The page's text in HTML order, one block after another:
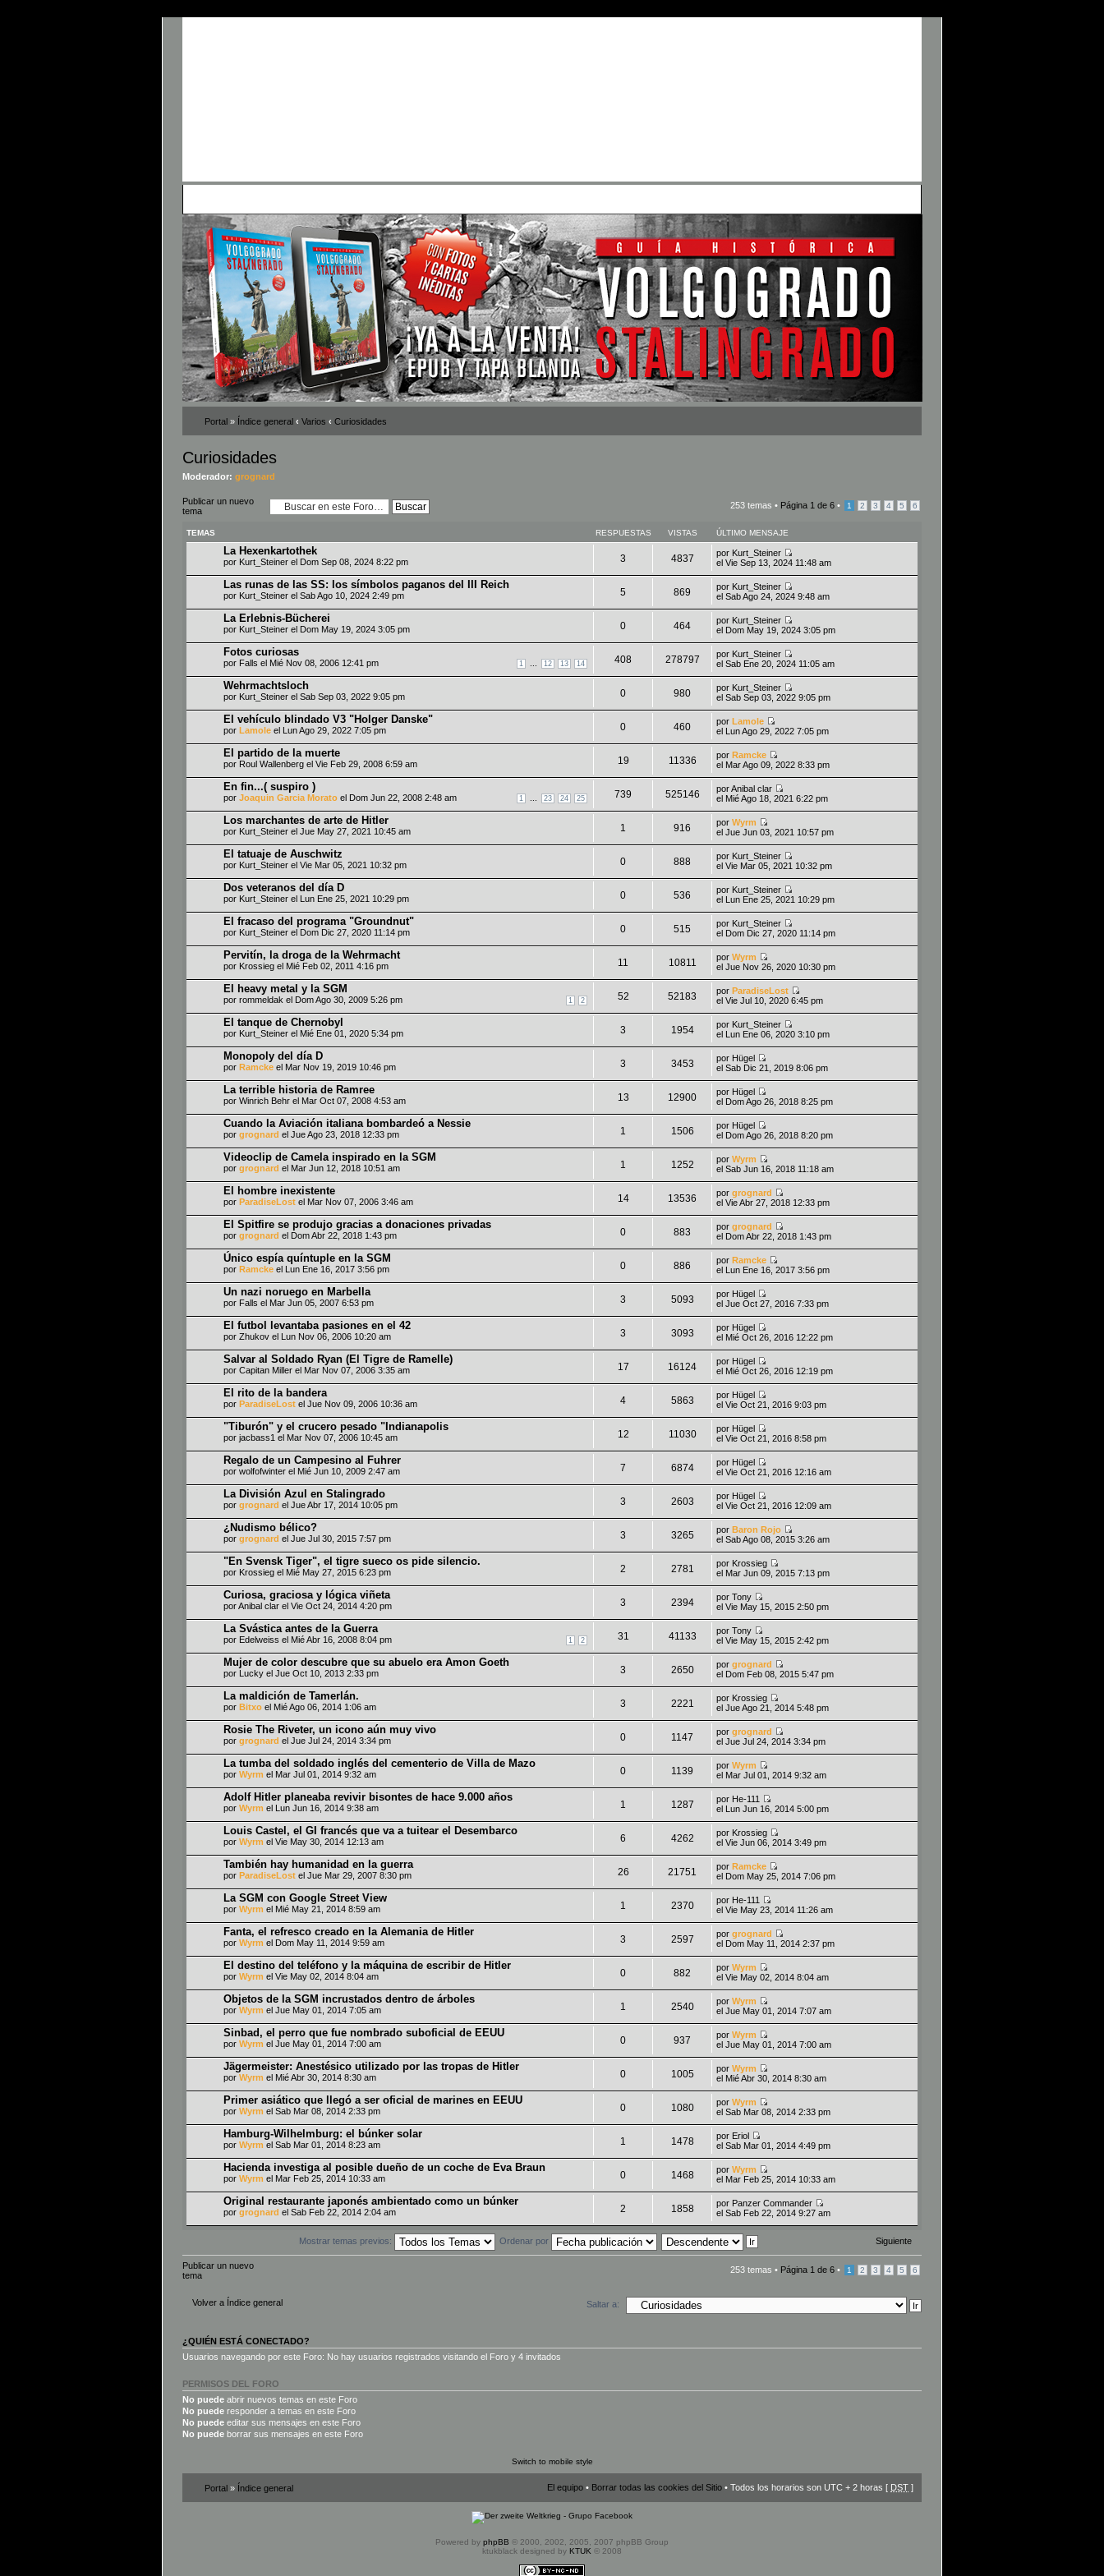
Portal » Índice general ‹ Varios ‹ Curiosidades
Curiosidades
Moderador: grognard
Publicar un nuevo
tema
253 temas • Página 1 de 6 • 1 2 3 4 5 6
TEMAS RESPUESTAS VISTAS ÚLTIMO MENSAJE
La Hexenkartothek
por Kurt_Steiner el Dom Sep 08, 2024 8:22 pm 3 4837 por Kurt_Steiner
el Vie Sep 13, 2024 11:48 am
Las runas de las SS: los símbolos paganos del III Reich
por Kurt_Steiner el Sab Ago 10, 2024 2:49 pm 5 869 por Kurt_Steiner
el Sab Ago 24, 2024 9:48 am
La Erlebnis-Bücherei
por Kurt_Steiner el Dom May 19, 2024 3:05 pm 0 464 por Kurt_Steiner
el Dom May 19, 2024 3:05 pm
Fotos curiosas
1 12 13 14
por Falls el Mié Nov 08, 2006 12:41 pm 408 278797 por Kurt_Steiner
el Sab Ene 20, 2024 11:05 am
Wehrmachtsloch
por Kurt_Steiner el Sab Sep 03, 2022 9:05 pm 0 980 por Kurt_Steiner
el Sab Sep 03, 2022 9:05 pm
El vehículo blindado V3 "Holger Danske"
por Lamole el Lun Ago 29, 2022 7:05 pm 0 460 porLamole
el Lun Ago 29, 2022 7:05 pm
El partido de la muerte
por Roul Wallenberg el Vie Feb 29, 2008 6:59 am 19 11336 porRamcke
el Mar Ago 09, 2022 8:33 pm
En fin...( suspiro )
1 23 24 25
por Joaquin Garcia Morato el Dom Jun 22, 2008 2:48 am 739 525146 porAnibal clar
el Mié Ago 18, 2021 6:22 pm
Los marchantes de arte de Hitler
por Kurt_Steiner el Jue May 27, 2021 10:45 am 1 916 porWyrm
el Jue Jun 03, 2021 10:57 pm
El tatuaje de Auschwitz
por Kurt_Steiner el Vie Mar 05, 2021 10:32 pm 0 888 por Kurt_Steiner
el Vie Mar 05, 2021 10:32 pm
Dos veteranos del día D
por Kurt_Steiner el Lun Ene 25, 2021 10:29 pm 0 536 por Kurt_Steiner
el Lun Ene 25, 2021 10:29 pm
El fracaso del programa "Groundnut"
por Kurt_Steiner el Dom Dic 27, 2020 11:14 pm 0 515 por Kurt_Steiner
el Dom Dic 27, 2020 11:14 pm
Pervitín, la droga de la Wehrmacht
por Krossieg el Mié Feb 02, 2011 4:16 pm 11 10811 porWyrm
el Jue Nov 26, 2020 10:30 pm
El heavy metal y la SGM
1 2
por rommeldak el Dom Ago 30, 2009 5:26 pm 52 52183 porParadiseLost
el Vie Jul 10, 2020 6:45 pm
El tanque de Chernobyl
por Kurt_Steiner el Mié Ene 01, 2020 5:34 pm 3 1954 por Kurt_Steiner
el Lun Ene 06, 2020 3:10 pm
Monopoly del día D
por Ramcke el Mar Nov 19, 2019 10:46 pm 3 3453 por Hügel
el Sab Dic 21, 2019 8:06 pm
La terrible historia de Ramree
por Winrich Behr el Mar Oct 07, 2008 4:53 am 13 12900 por Hügel
el Dom Ago 26, 2018 8:25 pm
Cuando la Aviación italiana bombardeó a Nessie
por grognard el Jue Ago 23, 2018 12:33 pm 1 1506 por Hügel
el Dom Ago 26, 2018 8:20 pm
Videoclip de Camela inspirado en la SGM
por grognard el Mar Jun 12, 2018 10:51 am 1 1252 porWyrm
el Sab Jun 16, 2018 11:18 am
El hombre inexistente
por ParadiseLost el Mar Nov 07, 2006 3:46 am 14 13536 porgrognard
el Vie Abr 27, 2018 12:33 pm
El Spitfire se produjo gracias a donaciones privadas
por grognard el Dom Abr 22, 2018 1:43 pm 0 883 porgrognard
el Dom Abr 22, 2018 1:43 pm
Único espía quíntuple en la SGM
por Ramcke el Lun Ene 16, 2017 3:56 pm 0 886 porRamcke
el Lun Ene 16, 2017 3:56 pm
Un nazi noruego en Marbella
por Falls el Mar Jun 05, 2007 6:53 pm 3 5093 por Hügel
el Jue Oct 27, 2016 7:33 pm
El futbol levantaba pasiones en el 42
por Zhukov el Lun Nov 06, 2006 10:20 am 3 3093 por Hügel
el Mié Oct 26, 2016 12:22 pm
Salvar al Soldado Ryan (El Tigre de Ramelle)
por Capitan Miller el Mar Nov 07, 2006 3:35 am 17 16124 por Hügel
el Mié Oct 26, 2016 12:19 pm
El rito de la bandera
por ParadiseLost el Jue Nov 09, 2006 10:36 am 4 5863 por Hügel
el Vie Oct 21, 2016 9:03 pm
"Tiburón" y el crucero pesado "Indianapolis
por jacbass1 el Mar Nov 07, 2006 10:45 am 12 11030 por Hügel
el Vie Oct 21, 2016 8:58 pm
Regalo de un Campesino al Fuhrer
por wolfofwinter el Mié Jun 10, 2009 2:47 am 7 6874 por Hügel
el Vie Oct 21, 2016 12:16 am
La División Azul en Stalingrado
por grognard el Jue Abr 17, 2014 10:05 pm 3 2603 por Hügel
el Vie Oct 21, 2016 12:09 am
¿Nudismo bélico?
por grognard el Jue Jul 30, 2015 7:57 pm 3 3265 porBaron Rojo
el Sab Ago 08, 2015 3:26 am
"En Svensk Tiger", el tigre sueco os pide silencio.
por Krossieg el Mié May 27, 2015 6:23 pm 2 2781 por Krossieg
el Mar Jun 09, 2015 7:13 pm
Curiosa, graciosa y lógica viñeta
porAnibal clar el Vie Oct 24, 2014 4:20 pm 3 2394 porTony
el Vie May 15, 2015 2:50 pm
La Svástica antes de la Guerra
1 2
por Edelweiss el Mié Abr 16, 2008 8:04 pm 31 41133 porTony
el Vie May 15, 2015 2:42 pm
Mujer de color descubre que su abuelo era Amon Goeth
por Lucky el Jue Oct 10, 2013 2:33 pm 3 2650 porgrognard
el Dom Feb 08, 2015 5:47 pm
La maldición de Tamerlán.
por Bitxo el Mié Ago 06, 2014 1:06 am 3 2221 por Krossieg
el Jue Ago 21, 2014 5:48 pm
Rosie The Riveter, un icono aún muy vivo
por grognard el Jue Jul 24, 2014 3:34 pm 0 1147 porgrognard
el Jue Jul 24, 2014 3:34 pm
La tumba del soldado inglés del cementerio de Villa de Mazo
por Wyrm el Mar Jul 01, 2014 9:32 am 0 1139 porWyrm
el Mar Jul 01, 2014 9:32 am
Adolf Hitler planeaba revivir bisontes de hace 9.000 años
por Wyrm el Lun Jun 16, 2014 9:38 am 1 1287 por He-111
el Lun Jun 16, 2014 5:00 pm
Louis Castel, el GI francés que va a tuitear el Desembarco
por Wyrm el Vie May 30, 2014 12:13 am 6 4262 por Krossieg
el Vie Jun 06, 2014 3:49 pm
También hay humanidad en la guerra
por ParadiseLost el Jue Mar 29, 2007 8:30 pm 26 21751 porRamcke
el Dom May 25, 2014 7:06 pm
La SGM con Google Street View
por Wyrm el Mié May 21, 2014 8:59 am 1 2370 por He-111
el Vie May 23, 2014 11:26 am
Fanta, el refresco creado en la Alemania de Hitler
por Wyrm el Dom May 11, 2014 9:59 am 3 2597 porgrognard
el Dom May 11, 2014 2:37 pm
El destino del teléfono y la máquina de escribir de Hitler
por Wyrm el Vie May 02, 2014 8:04 am 0 882 porWyrm
el Vie May 02, 2014 8:04 am
Objetos de la SGM incrustados dentro de árboles
por Wyrm el Jue May 01, 2014 7:05 am 1 2540 porWyrm
el Jue May 01, 2014 7:07 am
Sinbad, el perro que fue nombrado suboficial de EEUU
por Wyrm el Jue May 01, 2014 7:00 am 0 937 porWyrm
el Jue May 01, 2014 7:00 am
Jägermeister: Anestésico utilizado por las tropas de Hitler
por Wyrm el Mié Abr 30, 2014 8:30 am 0 1005 porWyrm
el Mié Abr 30, 2014 8:30 am
Primer asiático que llegó a ser oficial de marines en EEUU
por Wyrm el Sab Mar 08, 2014 2:33 pm 0 1080 porWyrm
el Sab Mar 08, 2014 2:33 pm
Hamburg-Wilhelmburg: el búnker solar
por Wyrm el Sab Mar 01, 2014 8:23 am 1 1478 por Eriol
el Sab Mar 01, 2014 4:49 pm
Hacienda investiga al posible dueño de un coche de Eva Braun
por Wyrm el Mar Feb 25, 2014 10:33 am 0 1468 porWyrm
el Mar Feb 25, 2014 10:33 am
Original restaurante japonés ambientado como un búnker
por grognard el Sab Feb 22, 2014 2:04 am 2 1858 por Panzer Commander
el Sab Feb 22, 2014 9:27 am
Siguiente
Mostrar temas previos: Ordenar por
Publicar un nuevo
tema
253 temas • Página 1 de 6 • 1 2 3 4 5 6
Volver a Índice general Saltar a:
¿QUIÉN ESTÁ CONECTADO?
Usuarios navegando por este Foro: No hay usuarios registrados visitando el Foro y 4 invitados
PERMISOS DEL FORO
No puede abrir nuevos temas en este Foro
No puede responder a temas en este Foro
No puede editar sus mensajes en este Foro
No puede borrar sus mensajes en este Foro
Switch to mobile style
Portal » Índice general El equipo • Borrar todas las cookies del Sitio • Todos los horarios son UTC + 2 horas [ DST ]
Powered by phpBB © 2000, 2002, 2005, 2007 phpBB Group
ktukblack designed by KTUK © 2008